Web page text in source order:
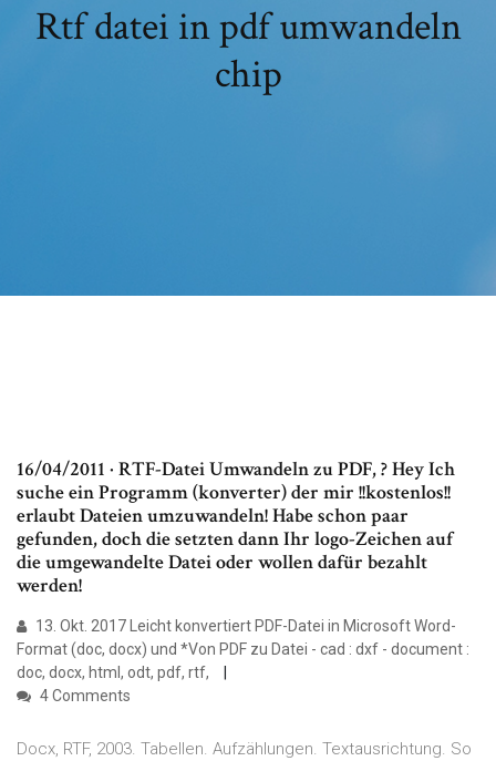
Rtf datei in pdf umwandeln
chip
16/04/2011 · RTF-Datei Umwandeln zu PDF, ? Hey Ich
suche ein Programm (konverter) der mir !!kostenlos!!
erlaubt Dateien umzuwandeln! Habe schon paar
gefunden, doch die setzten dann Ihr logo-Zeichen auf
die umgewandelte Datei oder wollen dafür bezahlt
werden!
13. Okt. 2017 Leicht konvertiert PDF-Datei in Microsoft Word-
Format (doc, docx) und *Von PDF zu Datei - cad : dxf - document :
doc, docx, html, odt, pdf, rtf,
4 Comments
Docx, RTF, 2003. Tabellen. Aufzählungen. Textausrichtung. So